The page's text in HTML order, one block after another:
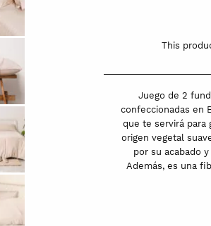
This
Juego de 2
confeccionadas en
que te servirá para
origen vegetal
por su acabado
Además, es una